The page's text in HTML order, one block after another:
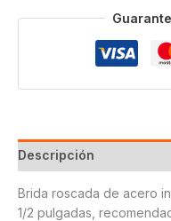
Descripción
Brida roscada de acero
1/2 pulgadas,